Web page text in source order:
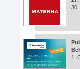
1.